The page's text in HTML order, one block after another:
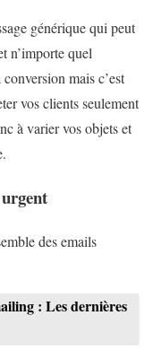
générique qui peut
n’importe quel
mais c’est
vos clients seulement
à varier vos objets et
des emails
: Les dernières